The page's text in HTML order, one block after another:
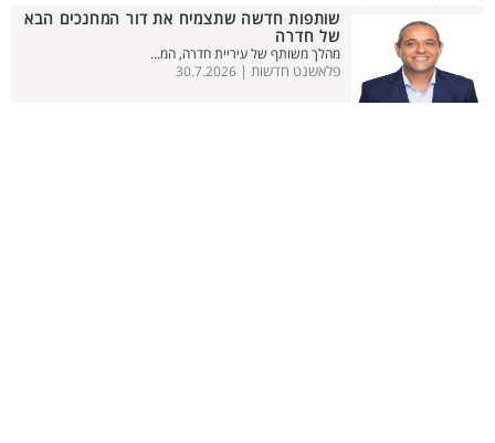
שותפות חדשה שתצמיח את דור המחנכים הבא
של חדרה
מהלך משותף של עיריית חדרה, המ...
פלאשנט חדשות | 30.7.2026